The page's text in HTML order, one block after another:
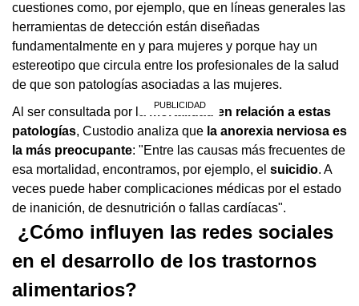
cuestiones como, por ejemplo, que en líneas generales las
herramientas de detección están diseñadas
fundamentalmente en y para mujeres y porque hay un
estereotipo que circula entre los profesionales de la salud
de que son patologías asociadas a las mujeres.
Al ser consultada por la mortalidad en relación a estas
patologías, Custodio analiza que la anorexia nerviosa es
la más preocupante: "Entre las causas más frecuentes de
esa mortalidad, encontramos, por ejemplo, el suicidio. A
veces puede haber complicaciones médicas por el estado
de inanición, de desnutrición o fallas cardíacas".
¿Cómo influyen las redes sociales
en el desarrollo de los trastornos
alimentarios?